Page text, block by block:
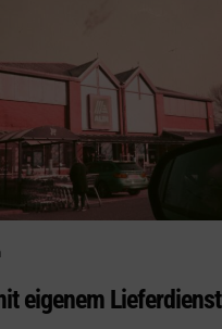
eigenem Lieferdienst